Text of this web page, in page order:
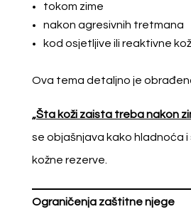
tokom zime
nakon agresivnih tretmana
kod osjetljive ili reaktivne
Ova tema detaljno je
„Šta koži zaista treba nakon
se objašnjava kako hladnoća i
kožne rezerve.
Ograničenja zaštitne njege